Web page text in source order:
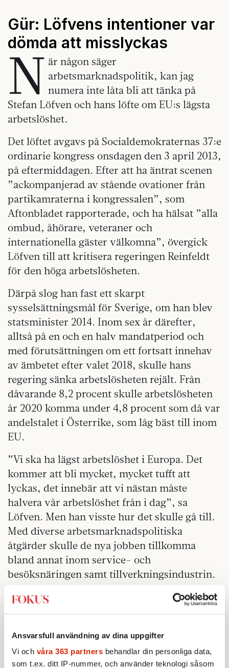
Ansvarsfull användning av dina uppgifter
Vi och våra 363 partners behandlar din personliga data,
som t.ex. ditt IP-nummer, och använder teknologi såsom
Gür: Löfvens intentioner var
dömda att misslyckas
N är någon säger
arbetsmarknadspolitik, kan jag
numera inte låta bli att tänka på
Stefan Löfven och hans löfte om EU:s lägsta
arbetslöshet.
Det löftet avgavs på Socialdemokraternas 37:e
ordinarie kongress onsdagen den 3 april 2013,
på eftermiddagen. Efter att ha äntrat scenen
”ackompanjerad av stående ovationer från
partikamraterna i kongressalen”, som
Aftonbladet rapporterade, och ha hälsat ”alla
ombud, åhörare, veteraner och
internationella gäster välkomna”, övergick
Löfven till att kritisera regeringen Reinfeldt
för den höga arbetslösheten.
Därpå slog han fast ett skarpt
sysselsättningsmål för Sverige, om han blev
statsminister 2014. Inom sex år därefter,
alltså på en och en halv mandatperiod och
med förutsättningen om ett fortsatt innehav
av ämbetet efter valet 2018, skulle hans
regering sänka arbetslösheten rejält. Från
dåvarande 8,2 procent skulle arbetslösheten
år 2020 komma under 4,8 procent som då var
andelstalet i Österrike, som låg bäst till inom
EU.
”Vi ska ha lägst arbetslöshet i Europa. Det
kommer att bli mycket, mycket tufft att
lyckas, det innebär att vi nästan måste
halvera vår arbetslöshet från i dag”, sa
Löfven. Men han visste hur det skulle gå till.
Med diverse arbetsmarknadspolitiska
åtgärder skulle de nya jobben tillkomma
bland annat inom service- och
besöksnäringen samt tillverkningsindustrin.